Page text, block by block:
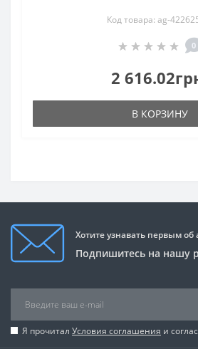
Код товара: ag-
0
2
В КОРЗИНУ
Хотите узнавать первым об
Подпишитесь на нашу
Я прочитал Условия соглашения и